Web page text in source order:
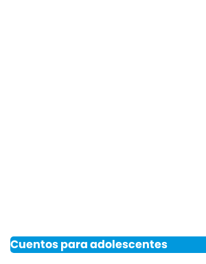
Cuentos para adolescentes